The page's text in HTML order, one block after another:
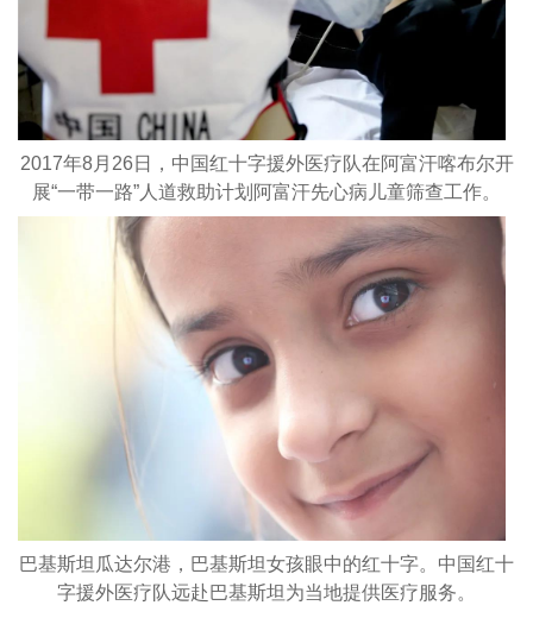
2017年8月26日，中国红十字援外医疗队在阿富汗喀布尔开
展“一带一路”人道救助计划阿富汗先心病儿童筛查工作。
巴基斯坦瓜达尔港，巴基斯坦女孩眼中的红十字。中国红十
字援外医疗队远赴巴基斯坦为当地提供医疗服务。